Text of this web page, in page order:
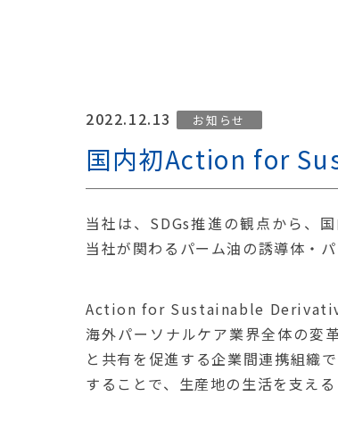
2022.12.13 お知らせ
国内初Action for
当社は、SDGs推進の観点から
当社が関わるパーム油の誘導体・
Action for Sustainable
海外パーソナルケア業界全体の変
と共有を促進する企業間連携組織
することで、生産地の生活を支える